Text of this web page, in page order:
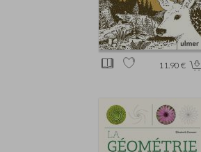
11.90 €